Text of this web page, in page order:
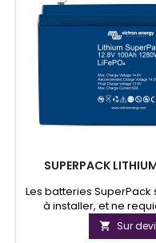
SUPERPACK
Les batteries SuperPack
à installer, et ne
élément
interne permettra de
 Sur